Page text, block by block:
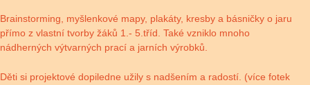
Brainstorming, myšlenkové mapy, plakáty, kresby a básničky o jaru
přímo z vlastní tvorby žáků 1.- 5.tříd. Také vzniklo mnoho
nádherných výtvarných prací a jarních výrobků.
Děti si projektové dopiledne užily s nadšením a radostí. (více fotek